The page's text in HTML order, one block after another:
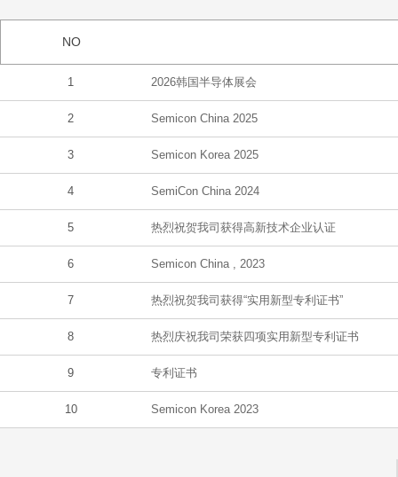
NO
1 2026韩国半导体展会
2 Semicon China 2025
3 Semicon Korea 2025
4 SemiCon China 2024
5 热烈祝贺我司获得高新技术企业认证
6 Semicon China , 2023
7 热烈祝贺我司获得“实用新型专利证书”
8 热烈庆祝我司荣获四项实用新型专利证书
9 专利证书
10 Semicon Korea 2023